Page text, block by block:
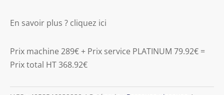
En savoir plus ? cliquez ici
Prix machine 289€ + Prix service PLATINUM 79.92€ =
Prix total HT 368.92€